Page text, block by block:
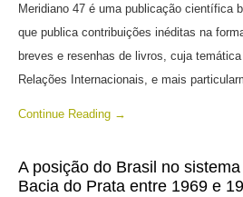
Meridiano 47 é uma publicação científica
que publica contribuições inéditas na
breves e resenhas de livros, cuja
Relações Internacionais, e mais
Continue Reading →
A posição do Brasil no
Bacia do Prata entre 1969 e